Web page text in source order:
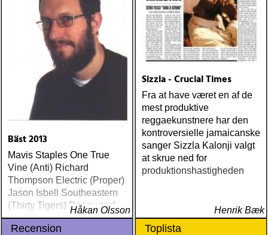
(inbred) ÅRETS PLATTA,
ALLA KATEGORIER, HELT
ENKELT: citizen k : meet
citizen k (paraply) ÅRETS
MANLIGA RÖST: clarence
(hyena) ÅRETS GILLIAN
WELCH: dave rawlings
machine : a friend of a
friend (acony) ÅRETS
MEST UNDANGÖMDA:
david mead : almost &
always (david mead)
ÅRETS FLEET
ÅRETS 'LILLA' PAUL
SIMON: harper simon :
harper simon (tulsi) ÅRETS
Bäst 2013
Mavis Staples One True
Vine (Anti) Richard
Thompson Electric (Proper)
Jason Isbell Southeastern
(Thirty Tigers) Danny and
the Champions of the World
Stay True (Loose) Slow Fox
Håkan Olsson
Sizzla - Crucial Times
Fra at have været en af de
mest produktive
reggaekunstnere har den
kontroversielle jamaicanske
sanger Sizzla Kalonji valgt
at skrue ned for
produktionshastigheden
Henrik Bæk
Recension Toplista